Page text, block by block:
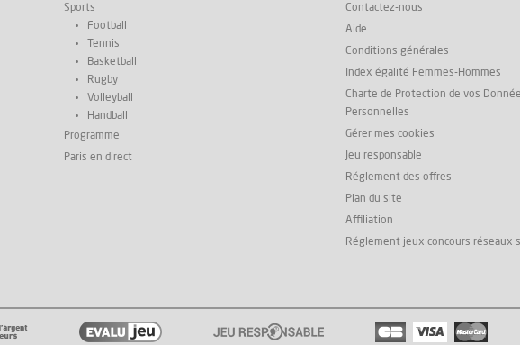
Sports
Football
Tennis
Basketball
Rugby
Volleyball
Handball
Programme
Paris en direct
Contactez-nous
Aide
Conditions générales
Index égalité Femmes-Hommes
Charte de Protection de vos
Personnelles
Gérer mes cookies
Jeu responsable
Réglement des offres
Plan du site
Affiliation
Réglement jeux concours réseaux